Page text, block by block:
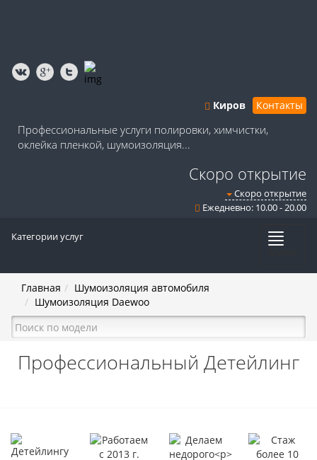
Киров Контакты
Профессиональные услуги полировки, химчистки,
оклейка пленкой, шумоизоляция...
Скоро открытие
Скоро открытие
Ежедневно: 10.00 - 20.00
Категории услуг
Главная
Шумоизоляция автомобиля
Шумоизоляция Daewoo
Профессиональный Детейлинг